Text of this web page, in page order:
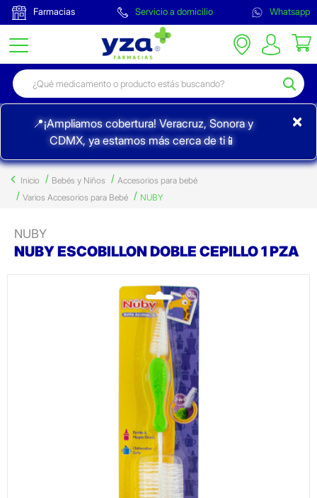
Farmacias Servicio a domicilio Whatsapp
📍¡Ampliamos cobertura! Veracruz, Sonora y
CDMX, ya estamos más cerca de ti📱
×
Inicio Bebés y Niños
Accesorios para bebé
Varios Accesorios para Bebé
NUBY
NUBY
NUBY ESCOBILLON DOBLE CEPILLO 1 PZA